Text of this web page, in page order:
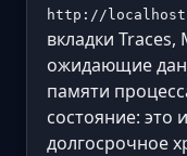
http://
вкладки
ожидающие
памяти
состояние: это
долгосрочное